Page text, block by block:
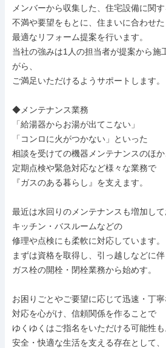
メンバーから収集した、住宅設備に関す
不満や要望をもとに、住まいに合わせた
最適なリフォーム提案を行います。
当社の強みは1人の担当者が提案から施
がら、
ご満足いただけるようサポートします。
◆メンテナンス業務
「給湯器からお湯が出てこない」
「コンロに火がつかない」といった
相談を受けての機器メンテナンスのほか
定期点検や緊急対応など様々な業務で
『ガスのある暮らし』を支えます。
最近は水回りのメンテナンスも増加して
キッチン・バスルームなどの
修理や点検にも柔軟に対応しています。
まずは資格を取得し、引っ越しなどに伴
ガス栓の開栓・閉栓業務から始めす。
お困りごとやご要望に応じて迅速・丁寧
対応を心がけ、信頼関係を作ることで
ゆくゆくはご指名をいただける可能性も
安全・快適な生活を支える存在として、